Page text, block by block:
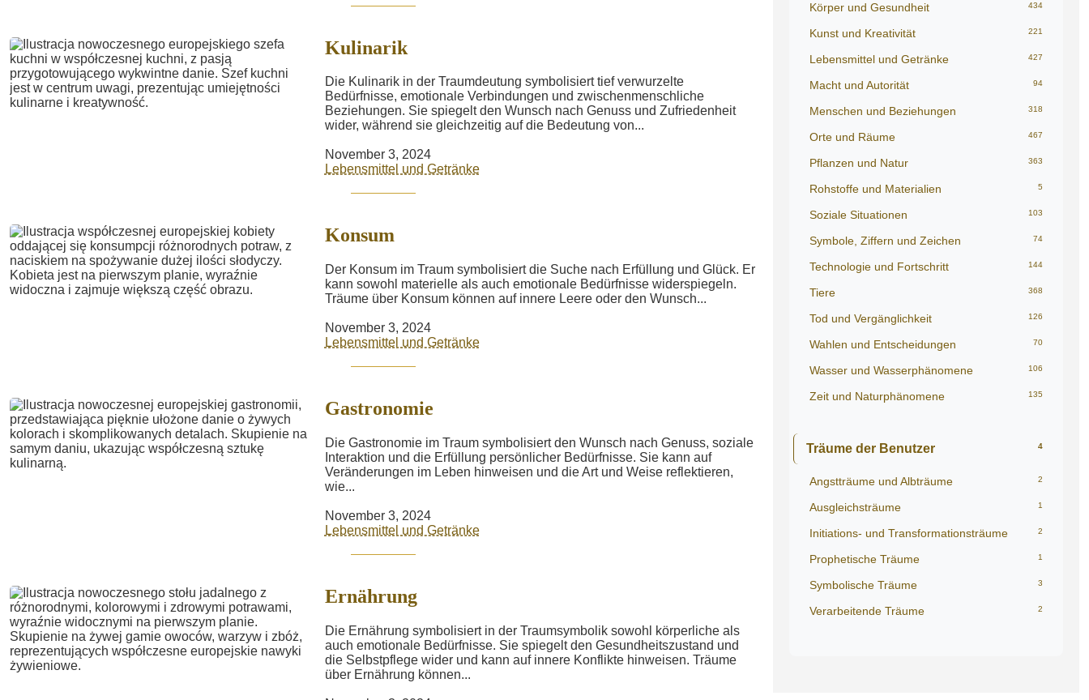
Kulinarik
Die Kulinarik in der Traumdeutung symbolisiert tief verwurzelte
Bedürfnisse, emotionale Verbindungen und zwischenmenschliche
Beziehungen. Sie spiegelt den Wunsch nach Genuss und Zufriedenheit
wider, während sie gleichzeitig auf die Bedeutung von...
November 3, 2024
Lebensmittel und Getränke
Konsum
Der Konsum im Traum symbolisiert die Suche nach Erfüllung und Glück. Er
kann sowohl materielle als auch emotionale Bedürfnisse widerspiegeln.
Träume über Konsum können auf innere Leere oder den Wunsch...
November 3, 2024
Lebensmittel und Getränke
Gastronomie
Die Gastronomie im Traum symbolisiert den Wunsch nach Genuss, soziale
Interaktion und die Erfüllung persönlicher Bedürfnisse. Sie kann auf
Veränderungen im Leben hinweisen und die Art und Weise reflektieren,
wie...
November 3, 2024
Lebensmittel und Getränke
Ernährung
Die Ernährung symbolisiert in der Traumsymbolik sowohl körperliche als
auch emotionale Bedürfnisse. Sie spiegelt den Gesundheitszustand und
die Selbstpflege wider und kann auf innere Konflikte hinweisen. Träume
über Ernährung können...
Körper und Gesundheit 434
Kunst und Kreativität 221
Lebensmittel und Getränke 427
Macht und Autorität 94
Menschen und Beziehungen 318
Orte und Räume 467
Pflanzen und Natur 363
Rohstoffe und Materialien 5
Soziale Situationen 103
Symbole, Ziffern und Zeichen 74
Technologie und Fortschritt 144
Tiere 368
Tod und Vergänglichkeit 126
Wahlen und Entscheidungen 70
Wasser und Wasserphänomene 106
Zeit und Naturphänomene 135
Träume der Benutzer 4
Angstträume und Albträume 2
Ausgleichsträume 1
Initiations- und Transformationsträume 2
Prophetische Träume 1
Symbolische Träume 3
Verarbeitende Träume 2